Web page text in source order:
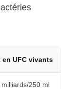
en UFC vivants
250 ml